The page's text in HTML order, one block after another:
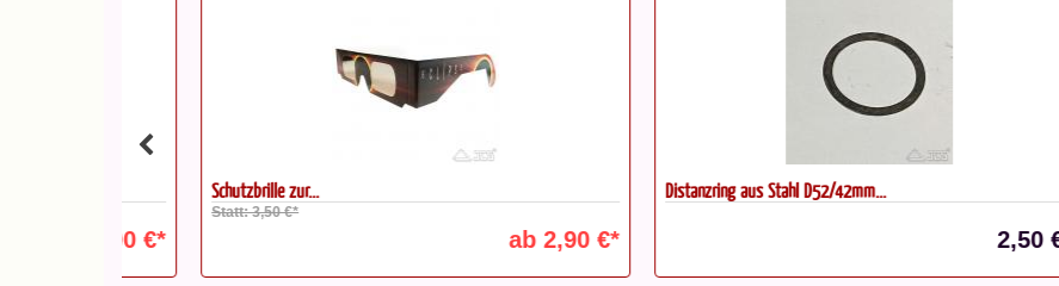
Schutzbrille zur...
Statt: 3,50 €*
ab 2,90 €*
Distanzring aus Stahl D52/42mm...
2,50 €*